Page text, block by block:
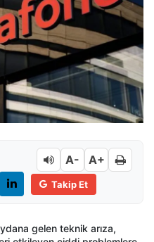
A- A+
Takip Et
gelen teknik arıza,